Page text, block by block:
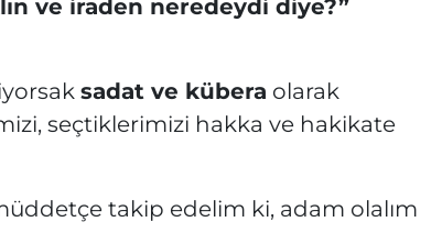
ve iraden neredeydi diye?”
sadat ve kübera olarak
seçtiklerimizi hakka ve hakikate
takip edelim ki, adam olalım